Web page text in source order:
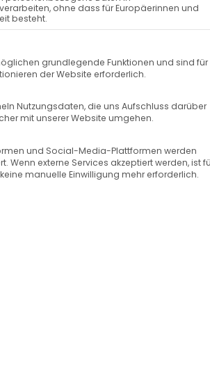
ohne dass für Europäerinnen und
besteht.
Service-Gruppen, für die eine
grundlegende Funktionen und sind
der Website erforderlich.
Nutzungsdaten, die uns Aufschluss darüber
mit unserer Website umgehen.
und Social-Media-Plattformen werden
Wenn externe Services akzeptiert werden, ist
manuelle Einwilligung mehr erforderlich.